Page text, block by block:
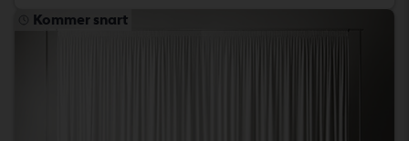
Kommer snart